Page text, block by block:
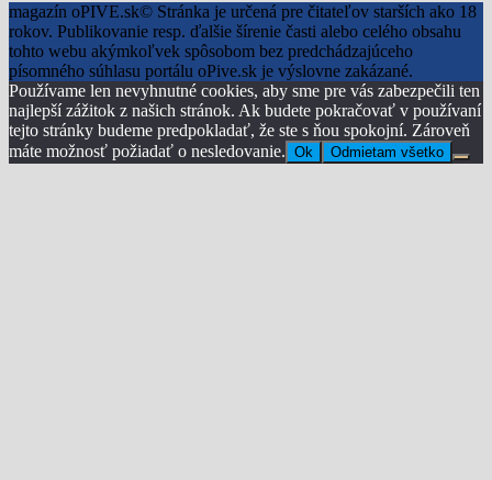
magazín oPIVE.sk© Stránka je určená pre čitateľov starších ako 18
rokov. Publikovanie resp. ďalšie šírenie časti alebo celého obsahu
tohto webu akýmkoľvek spôsobom bez predchádzajúceho
písomného súhlasu portálu oPive.sk je výslovne zakázané.
Používame len nevyhnutné cookies, aby sme pre vás zabezpečili ten
najlepší zážitok z našich stránok. Ak budete pokračovať v používaní
tejto stránky budeme predpokladať, že ste s ňou spokojní. Zároveň
máte možnosť požiadať o nesledovanie. Ok Odmietam všetko